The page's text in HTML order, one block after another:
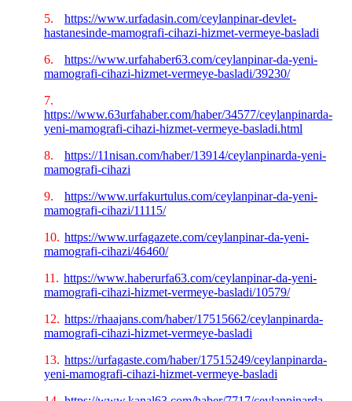
5.
https://www.urfadasin.com/ceylanpinar-devlet-
hastanesinde-mamografi-cihazi-hizmet-vermeye-basladi
6.
https://www.urfahaber63.com/ceylanpinar-da-yeni-
mamografi-cihazi-hizmet-vermeye-basladi/39230/
7.
https://www.63urfahaber.com/haber/34577/ceylanpinarda-
yeni-mamografi-cihazi-hizmet-vermeye-basladi.html
8.
https://11nisan.com/haber/13914/ceylanpinarda-yeni-
mamografi-cihazi
9.
https://www.urfakurtulus.com/ceylanpinar-da-yeni-
mamografi-cihazi/11115/
10. https://www.urfagazete.com/ceylanpinar-da-yeni-
mamografi-cihazi/46460/
11. https://www.haberurfa63.com/ceylanpinar-da-yeni-
mamografi-cihazi-hizmet-vermeye-basladi/10579/
12. https://rhaajans.com/haber/17515662/ceylanpinarda-
mamografi-cihazi-hizmet-vermeye-basladi
13. https://urfagaste.com/haber/17515249/ceylanpinarda-
yeni-mamografi-cihazi-hizmet-vermeye-basladi